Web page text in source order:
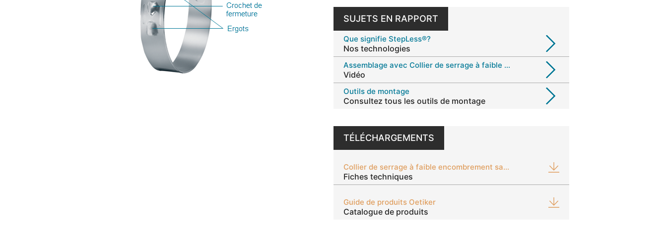
SUJETS EN RAPPORT
Que signifie StepLess®?
Nos technologies
Assemblage avec Collier de serrage à faible encombrement
Vidéo
Outils de montage
Consultez tous les outils de montage
TÉLÉCHARGEMENTS
Collier de serrage à faible encombrement sans aspérité 168
Fiches techniques
Guide de produits Oetiker
Catalogue de produits